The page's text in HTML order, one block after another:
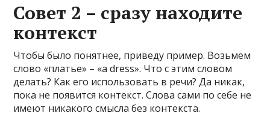
Совет 2 – сразу находите
контекст
Чтобы было понятнее, приведу пример. Возьмем
слово «платье» – «a dress». Что с этим словом
делать? Как его использовать в речи? Да никак,
пока не появится контекст. Слова сами по себе не
имеют никакого смысла без контекста.